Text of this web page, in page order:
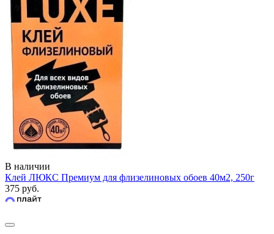
В наличии
Клей ЛЮКС Премиум для флизелиновых обоев 40м2, 250г
375 руб.